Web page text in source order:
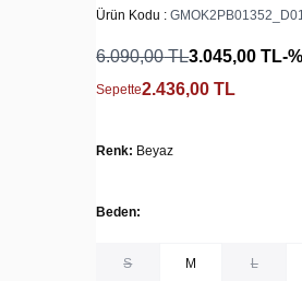
Ürün Kodu :
6.090,00TL3.045,00 TL-
Sepette2.436,00 TL
Renk: Beyaz
Beden:
S M L